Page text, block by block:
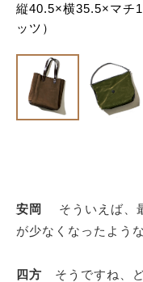
縦40.5×横35.5×マチ
ッツ）
安岡
そういえば、
が少なくなったよう
四方 そうですね、